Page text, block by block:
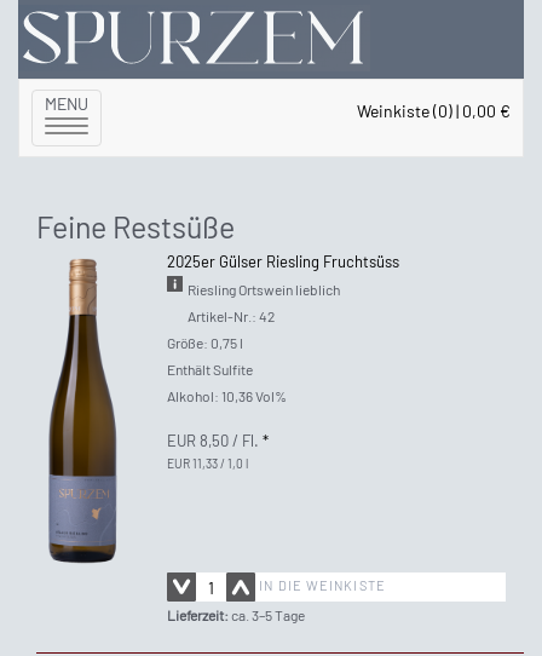
MENU
Toggle
navigation
Weinkiste (0) | 0,00 €
Feine Restsüße
2025er Gülser Riesling Fruchtsüss
Riesling Ortswein lieblich
Artikel-Nr.: 42
Größe: 0,75 l
Enthält Sulfite
Alkohol: 10,36 Vol%
EUR 8,50/ Fl. *
EUR 11,33 / 1,0 l
IN DIE WEINKISTE
Lieferzeit: ca. 3–5 Tage